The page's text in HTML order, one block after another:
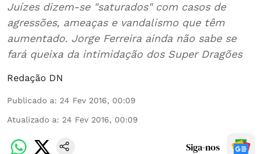
Juízes dizem-se "saturados" com casos de
agressões, ameaças e vandalismo que têm
aumentado. Jorge Ferreira ainda não sabe se
fará queixa da intimidação dos Super Dragões
Redação DN
Publicado a: 24 Fev 2016, 00:09
Atualizado a: 24 Fev 2016, 00:09
Siga-nos